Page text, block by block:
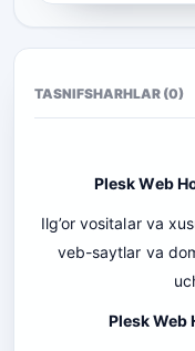
TASNIFSHARHLAR (0)
Plesk Web
Ilg’or vositalar va
veb-saytlar va
Plesk